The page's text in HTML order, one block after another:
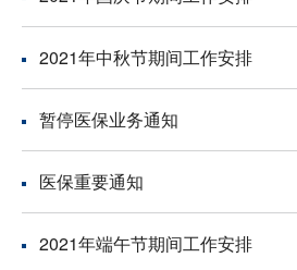
2021年中秋节期间工作安排
暂停医保业务通知
医保重要通知
2021年端午节期间工作安排